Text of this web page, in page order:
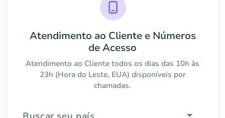
Atendimento ao Cliente e Números
de Acesso
Atendimento ao Cliente todos os dias das 10h às
23h (Hora do Leste, EUA) disponíveis por
chamadas.